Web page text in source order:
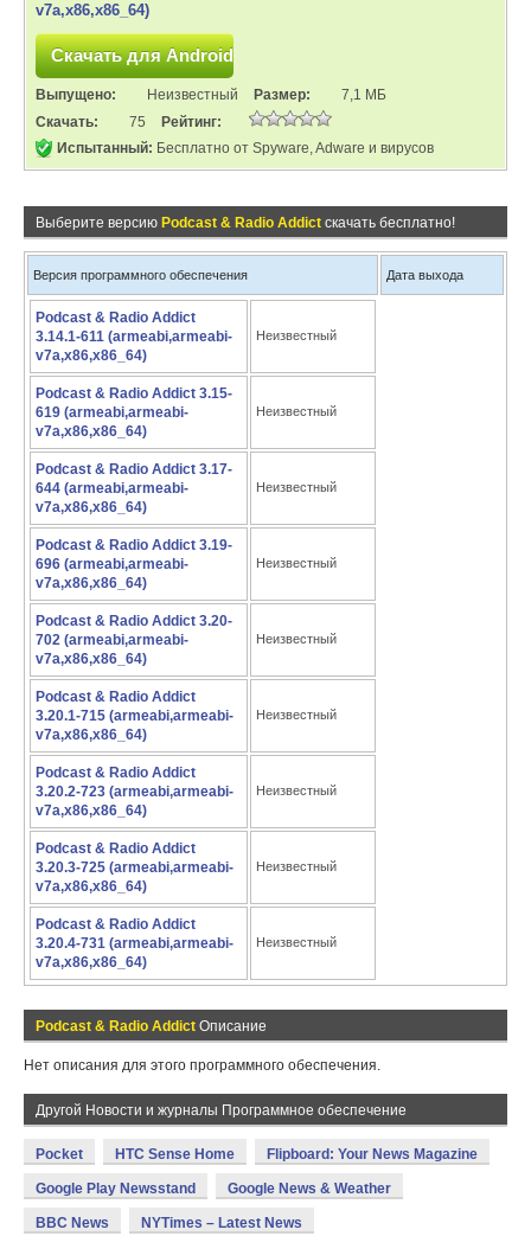
v7a,x86,x86_64)
Выпущено: Неизвестный Размер:
7,1 МБ
Скачать:
75
Рейтинг:
Испытанный: Бесплатно от Spyware, Adware и вирусов
Выберите версию Podcast & Radio Addict скачать бесплатно!
Версия программного обеспечения Дата выхода
Podcast & Radio Addict
3.14.1-611 (armeabi,armeabi-
v7a,x86,x86_64)
Неизвестный
Podcast & Radio Addict 3.15-
619 (armeabi,armeabi-
v7a,x86,x86_64)
Неизвестный
Podcast & Radio Addict 3.17-
644 (armeabi,armeabi-
v7a,x86,x86_64)
Неизвестный
Podcast & Radio Addict 3.19-
696 (armeabi,armeabi-
v7a,x86,x86_64)
Неизвестный
Podcast & Radio Addict 3.20-
702 (armeabi,armeabi-
v7a,x86,x86_64)
Неизвестный
Podcast & Radio Addict
3.20.1-715 (armeabi,armeabi-
v7a,x86,x86_64)
Неизвестный
Podcast & Radio Addict
3.20.2-723 (armeabi,armeabi-
v7a,x86,x86_64)
Неизвестный
Podcast & Radio Addict
3.20.3-725 (armeabi,armeabi-
v7a,x86,x86_64)
Неизвестный
Podcast & Radio Addict
3.20.4-731 (armeabi,armeabi-
v7a,x86,x86_64)
Неизвестный
Podcast & Radio Addict Описание
Нет описания для этого программного обеспечения.
Другой Новости и журналы Программное обеспечение
Pocket HTC Sense Home Flipboard: Your News Magazine
Google Play Newsstand Google News & Weather
BBC News NYTimes – Latest News